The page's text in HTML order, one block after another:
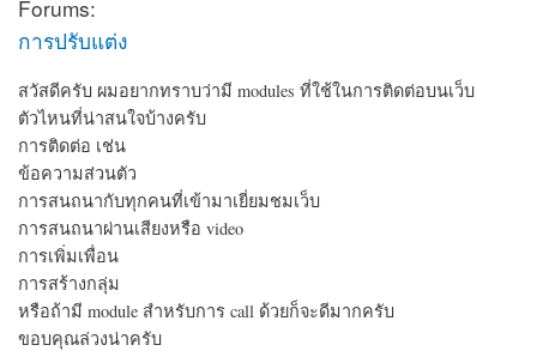
Forums:
การปรับแต่ง
สวัสดีครับ ผมอยากทราบว่ามี modules ที่ใช้ในการติดต่อบนเว็บ
ตัวไหนที่น่าสนใจบ้างครับ
การติดต่อ เช่น
ข้อความส่วนตัว
การสนถนากับทุกคนที่เข้ามาเยี่ยมชมเว็บ
การสนถนาผ่านเสียงหรือ video
การเพิ่มเพื่อน
การสร้างกลุ่ม
หรือถ้ามี module สำหรับการ call ด้วยก็จะดีมากครับ
ขอบคุณล่วงน่าครับ